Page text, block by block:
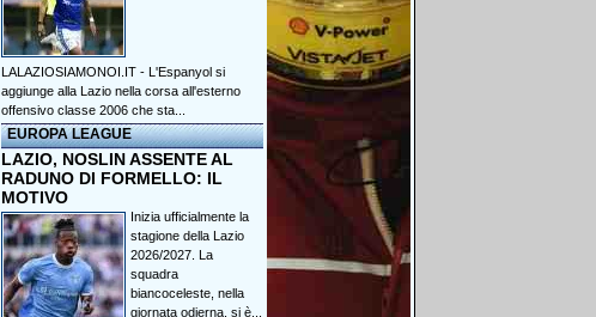
LALAZIOSIAMONOI.IT - L'Espanyol si
aggiunge alla Lazio nella corsa all'esterno
offensivo classe 2006 che sta...
EUROPA LEAGUE
LAZIO, NOSLIN ASSENTE AL
RADUNO DI FORMELLO: IL
MOTIVO
Inizia ufficialmente la
stagione della Lazio
2026/2027. La
squadra
biancoceleste, nella
giornata odierna, si è...